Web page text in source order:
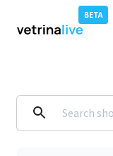
BETA